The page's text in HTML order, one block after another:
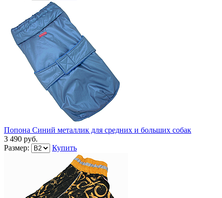
Попона Синий металлик для средних и больших собак
3 490 руб.
Размер:
Купить